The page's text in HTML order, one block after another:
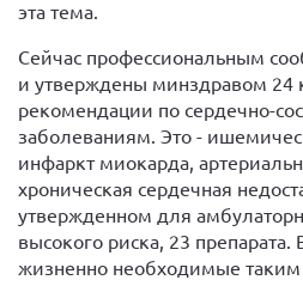
эта тема.
Сейчас профессиональным
и утверждены минздравом 24
рекомендации по сердечно-
заболеваниям. Это -
инфаркт миокарда,
хроническая сердечная
утвержденном для
высокого риска, 23
жизненно необходимые